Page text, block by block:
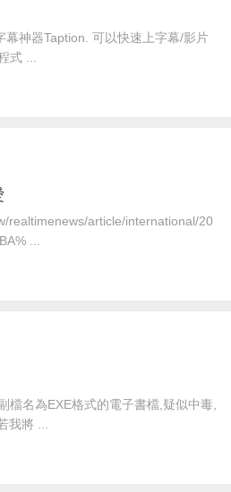
幕神器Taption. 可以快速上字幕/影片
式 ...
realtimenews/article/international/20
...
檔名為EXE格式的電子書檔,疑似中毒,
我將 ...